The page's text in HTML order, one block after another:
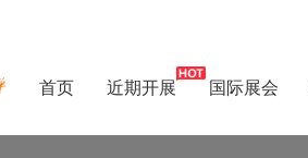
首页 近期开展 国际展会